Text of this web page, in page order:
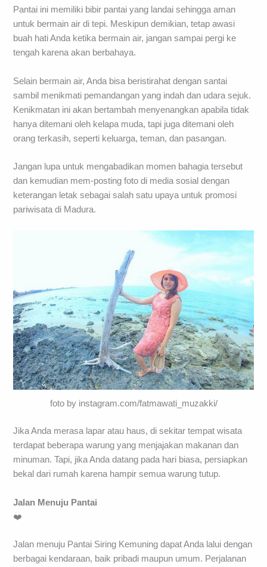
Pantai ini memiliki bibir pantai yang landai sehingga aman
untuk bermain air di tepi. Meskipun demikian, tetap awasi
buah hati Anda ketika bermain air, jangan sampai pergi ke
tengah karena akan berbahaya.
Selain bermain air, Anda bisa beristirahat dengan santai
sambil menikmati pemandangan yang indah dan udara sejuk.
Kenikmatan ini akan bertambah menyenangkan apabila tidak
hanya ditemani oleh kelapa muda, tapi juga ditemani oleh
orang terkasih, seperti keluarga, teman, dan pasangan.
Jangan lupa untuk mengabadikan momen bahagia tersebut
dan kemudian mem-posting foto di media sosial dengan
keterangan letak sebagai salah satu upaya untuk promosi
pariwisata di Madura.
foto by instagram.com/fatmawati_muzakki/
Jika Anda merasa lapar atau haus, di sekitar tempat wisata
terdapat beberapa warung yang menjajakan makanan dan
minuman. Tapi, jika Anda datang pada hari biasa, persiapkan
bekal dari rumah karena hampir semua warung tutup.
Jalan Menuju Pantai
❤️
Jalan menuju Pantai Siring Kemuning dapat Anda lalui dengan
berbagai kendaraan, baik pribadi maupun umum. Perjalanan